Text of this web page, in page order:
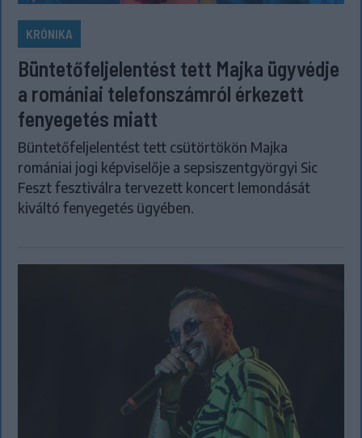
KRÓNIKA
Büntetőfeljelentést tett Majka ügyvédje
a romániai telefonszámról érkezett
fenyegetés miatt
Büntetőfeljelentést tett csütörtökön Majka
romániai jogi képviselője a sepsiszentgyörgyi Sic
Feszt fesztiválra tervezett koncert lemondását
kiváltó fenyegetés ügyében.